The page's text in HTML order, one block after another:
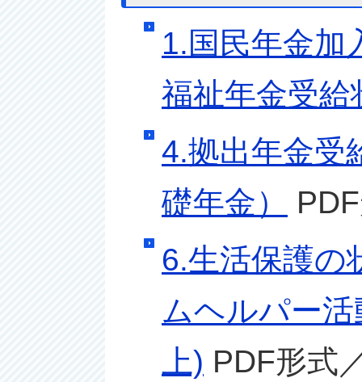
1.国民年金加
福祉年金受給
4.拠出年金受
礎年金）
6.生活保護の
ムヘルパー
上) PDF形式